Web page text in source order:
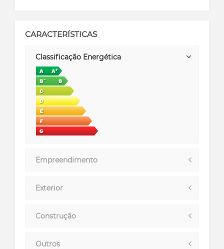
CARACTERÍSTICAS
Classificação Energética
Empreendimento
Exterior
Construção
Outros